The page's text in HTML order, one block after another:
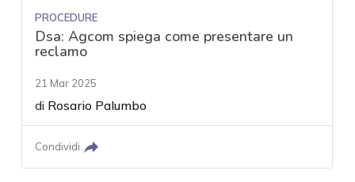
PROCEDURE
Dsa: Agcom spiega come presentare un
reclamo
21 Mar 2025
di Rosario Palumbo
Condividi